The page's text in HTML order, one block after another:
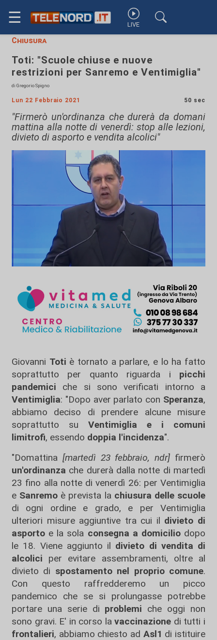
☰ LIVE
Chiusura
Toti: "Scuole chiuse e nuove
restrizioni per Sanremo e Ventimiglia"
di Gregorio Spigno
Lun 22 Febbraio 2021 50 sec
"Firmerò un'ordinanza che durerà da domani
mattina alla notte di venerdì: stop alle lezioni,
divieto di asporto e vendita alcolici"
Giovanni Toti è tornato a parlare, e lo ha fatto
soprattutto per quanto riguarda i picchi
pandemici che si sono verificati intorno a
Ventimiglia: "Dopo aver parlato con Speranza,
abbiamo deciso di prendere alcune misure
soprattutto su Ventimiglia e i comuni
limitrofi, essendo doppia l'incidenza".
"Domattina [martedì 23 febbraio, ndr] firmerò
un'ordinanza che durerà dalla notte di martedì
23 fino alla notte di venerdì 26: per Ventimiglia
e Sanremo è prevista lachiusura delle scuole
di ogni ordine e grado, e per Ventimiglia
ulteriori misure aggiuntive tra cui il divieto di
asporto e la sola consegna a domiciliodopo
le 18. Viene aggiunto il divieto di vendita di
alcolici per evitare assembramenti, oltre al
divieto di spostamento nel proprio comune.
Con questo raffredderemo un picco
pandemico che se si prolungasse potrebbe
portare una serie di problemi che oggi non
sono gravi. E' in corso lavaccinazione di tutti i
frontalieri, abbiamo chiesto ad Asl1 di istituire